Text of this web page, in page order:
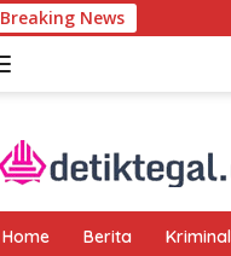
Breaking News
Home Berita Kriminal